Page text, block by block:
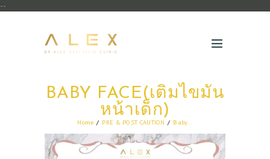
--
BABY FACE(เติมไขมัน
หน้าเด็ก)
Home PRE & POST CAUTION Baby...